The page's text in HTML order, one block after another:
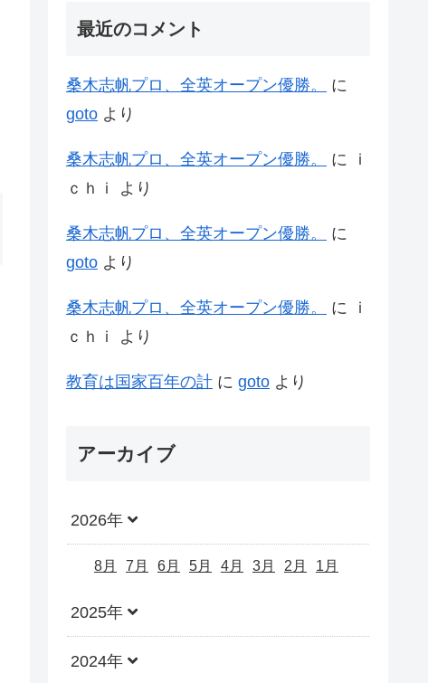
最近のコメント
桑木志帆プロ、全英オープン優勝。
に
goto より
桑木志帆プロ、全英オープン優勝。 に
ｉ
ｃｈｉ
より
桑木志帆プロ、全英オープン優勝。
に
goto より
桑木志帆プロ、全英オープン優勝。 に
ｉ
ｃｈｉ
より
教育は国家百年の計 に goto より
アーカイブ
2026年
8月 7月 6月 5月 4月 3月 2月 1月
2025年
2024年